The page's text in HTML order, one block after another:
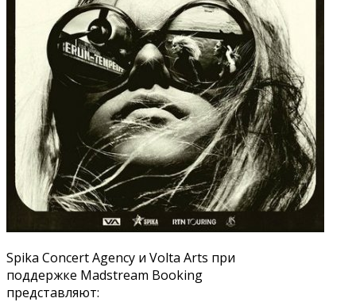
Spika Concert Agency и Volta Arts при
поддержке Madstream Booking
представляют: